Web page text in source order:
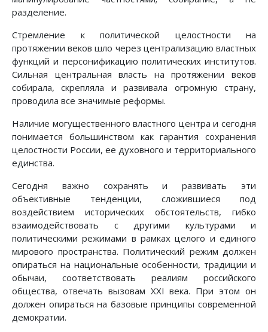
разделение.
Стремление к политической целостности на
протяжении веков шло через централизацию властных
функций и персонификацию политических институтов.
Сильная центральная власть на протяжении веков
собирала, скрепляла и развивала огромную страну,
проводила все значимые реформы.
Наличие могущественного властного центра и сегодня
понимается большинством как гарантия сохранения
целостности России, ее духовного и территориального
единства.
Сегодня важно сохранять и развивать эти
объективные тенденции, сложившиеся под
воздействием исторических обстоятельств, гибко
взаимодействовать с другими культурами и
политическими режимами в рамках целого и единого
мирового пространства. Политический режим должен
опираться на национальные особенности, традиции и
обычаи, соответствовать реалиям российского
общества, отвечать вызовам XXI века. При этом он
должен опираться на базовые принципы современной
демократии.